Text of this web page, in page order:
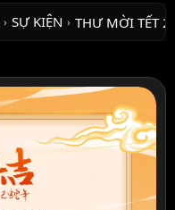
› SỰ KIỆN › THƯ MỜI TẾT